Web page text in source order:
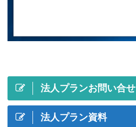
法人プランお問い合せ
法人プラン資料